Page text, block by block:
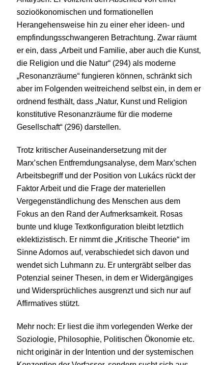
sozioökonomischen und formationellen
Herangehensweise hin zu einer eher ideen- und
empfindungsschwangeren Betrachtung. Zwar räumt
er ein, dass „Arbeit und Familie, aber auch die Kunst,
die Religion und die Natur“ (294) als moderne
„Resonanzräume“ fungieren können, schränkt sich
aber im Folgenden weitreichend selbst ein, in dem er
ordnend festhält, dass „Natur, Kunst und Religion
konstitutive Resonanzräume für die moderne
Gesellschaft“ (296) darstellen.
Trotz kritischer Auseinandersetzung mit der
Marx’schen Entfremdungsanalyse, dem Marx’schen
Arbeitsbegriff und der Position von Lukács rückt der
Faktor Arbeit und die Frage der materiellen
Vergegenständlichung des Menschen aus dem
Fokus an den Rand der Aufmerksamkeit. Rosas
bunte und kluge Textkonfiguration bleibt letztlich
eklektizistisch. Er nimmt die „Kritische Theorie“ im
Sinne Adornos auf, verabschiedet sich davon und
wendet sich Luhmann zu. Er untergräbt selber das
Potenzial seiner Thesen, in dem er Widergängiges
und Widersprüchliches ausgrenzt und sich nur auf
Affirmatives stützt.
Mehr noch: Er liest die ihm vorlegenden Werke der
Soziologie, Philosophie, Politischen Ökonomie etc.
nicht originär in der Intention und der systemischen